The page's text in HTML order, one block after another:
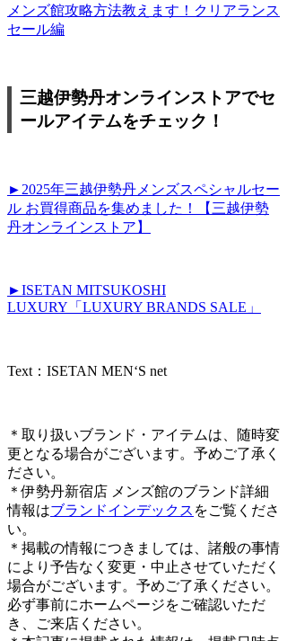
メンズ館攻略方法教えます！クリアランス
セール編
三越伊勢丹オンラインストアでセ
ールアイテムをチェック！
►2025年三越伊勢丹メンズスペシャルセー
ル お買得商品を集めました！【三越伊勢
丹オンラインストア】
►ISETAN MITSUKOSHI
LUXURY「LUXURY BRANDS SALE」
Text：ISETAN MEN‘S net
＊取り扱いブランド・アイテムは、随時変
更となる場合がございます。予めご了承く
ださい。
＊伊勢丹新宿店 メンズ館のブランド詳細
情報はブランドインデックス をご覧くださ
い。
＊掲載の情報につきましては、諸般の事情
により予告なく変更・中止させていただく
場合がございます。予めご了承ください。
必ず事前にホームページをご確認いただ
き、ご来店ください。